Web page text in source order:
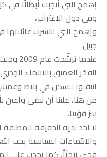
إهمج التي أنجبت أبطالًا في
وفي دول الاغتراب،
وإهمج التي انتشرت
جبيل.
عندما
الفخر العميق بالانتماء
انتقلوا للسكن في بلاط
من هنا، علينا أن نبقى
سرّ قوّتنا.
لا احد لديه الحقيقة
والانتماءات السياسية يجب